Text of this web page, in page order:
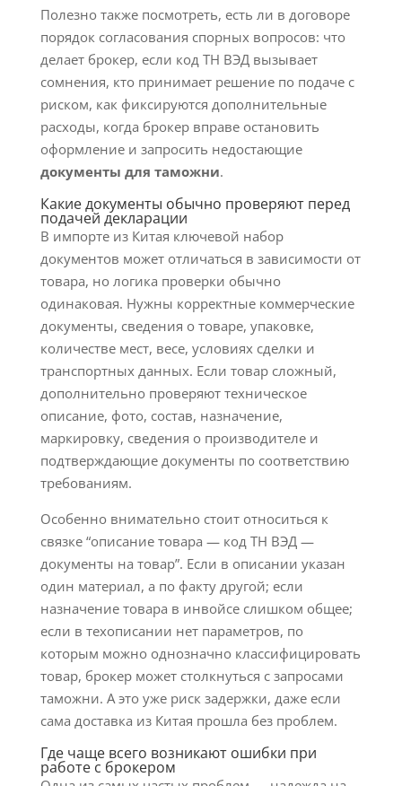
Полезно также посмотреть, есть ли в договоре
порядок согласования спорных вопросов: что
делает брокер, если код ТН ВЭД вызывает
сомнения, кто принимает решение по подаче с
риском, как фиксируются дополнительные
расходы, когда брокер вправе остановить
оформление и запросить недостающие
документы для таможни.
Какие документы обычно проверяют перед
подачей декларации
В импорте из Китая ключевой набор
документов может отличаться в зависимости от
товара, но логика проверки обычно
одинаковая. Нужны корректные коммерческие
документы, сведения о товаре, упаковке,
количестве мест, весе, условиях сделки и
транспортных данных. Если товар сложный,
дополнительно проверяют техническое
описание, фото, состав, назначение,
маркировку, сведения о производителе и
подтверждающие документы по соответствию
требованиям.
Особенно внимательно стоит относиться к
связке “описание товара — код ТН ВЭД —
документы на товар”. Если в описании указан
один материал, а по факту другой; если
назначение товара в инвойсе слишком общее;
если в техописании нет параметров, по
которым можно однозначно классифицировать
товар, брокер может столкнуться с запросами
таможни. А это уже риск задержки, даже если
сама доставка из Китая прошла без проблем.
Где чаще всего возникают ошибки при
работе с брокером